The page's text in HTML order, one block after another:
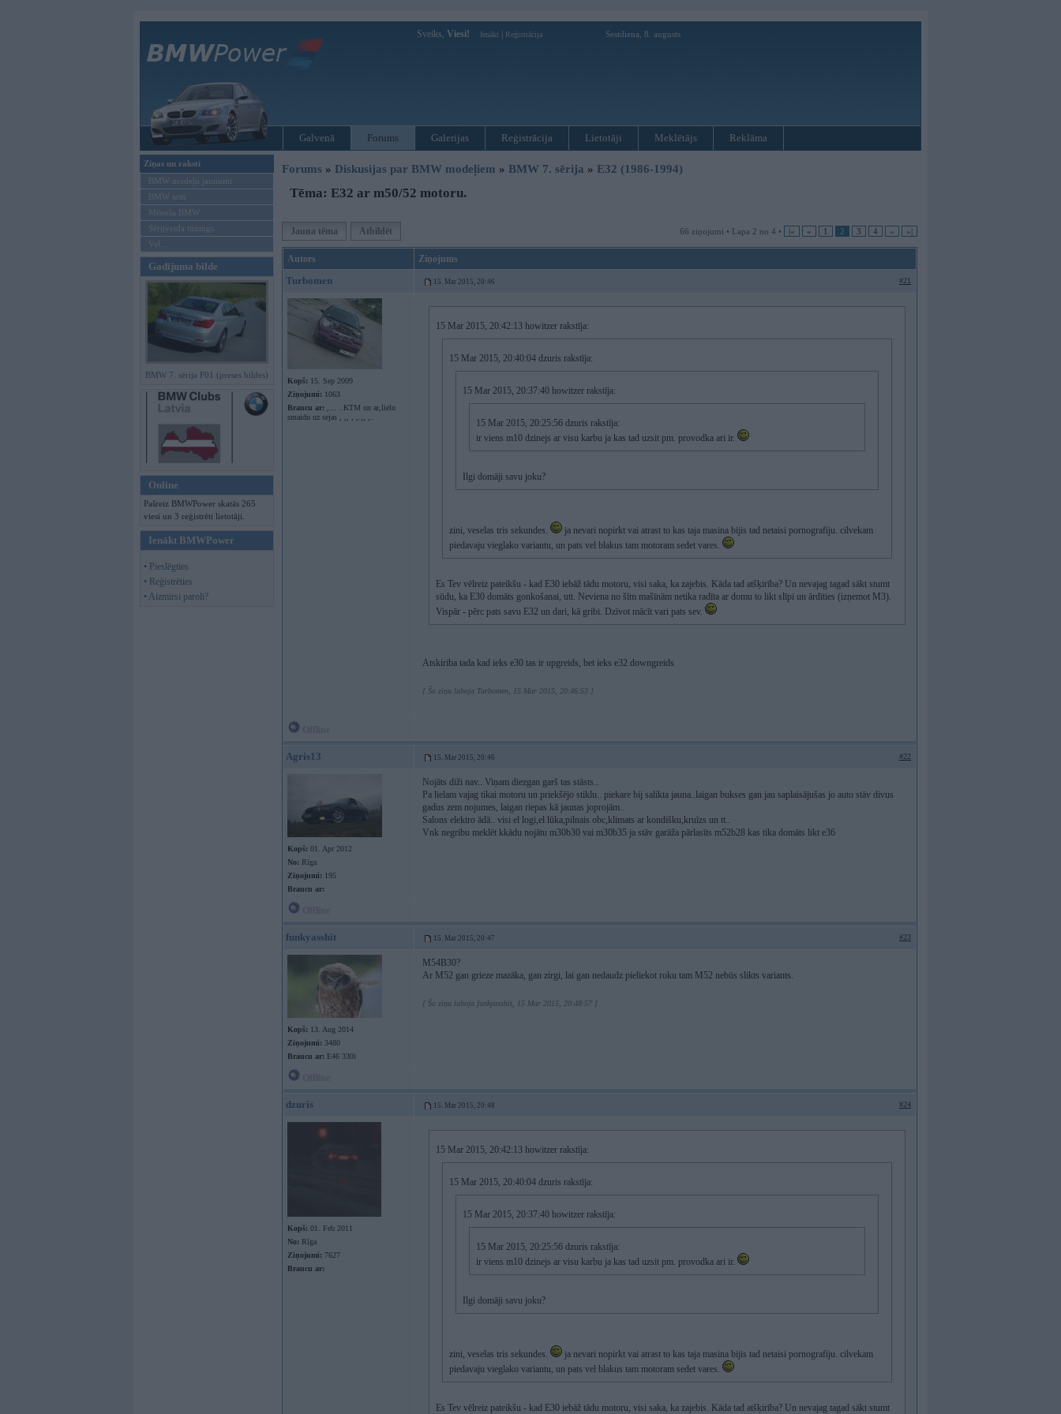
Sveiks, Viesi! Ienākt Reģistrācija Sestdiena, 8. augusts
Galvenā Forums Galerijas Reģistrācija Lietotāji Meklētājs Reklāma
Ziņas un raksti
BMW modeļu jaunumi
BMW testi
Mēneša BMW
Sērijveida tūnings
Vel...
Gadījuma bilde
BMW 7. sērija F01 (preses bildes)
Online
Pašreiz BMWPower skatās 265
viesi un 3 reģistrēti lietotāji.
Ienākt BMWPower
• Pieslēgties
• Reģistrēties
• Aizmirsi paroli?
Forums » Diskusijas par BMW modeļiem » BMW 7. sērija » E32 (1986-1994)
Tēma: E32 ar m50/52 motoru.
Jauna tēma Atbildēt 66 ziņojumi • Lapa 2 no 4 • |« « 1 2 3 4 » »|
Autors Ziņojums
Turbomen 15. Mar 2015, 20:46 #21
Kopš: 15. Sep 2009
Ziņojumi: 1063
Braucu ar: ,... ..KTM un ar,lielu
smaidu uz sejas , ,, , ,.,, ,..
15 Mar 2015, 20:42:13 howitzer rakstīja:
15 Mar 2015, 20:40:04 dzuris rakstīja:
15 Mar 2015, 20:37:40 howitzer rakstīja:
15 Mar 2015, 20:25:56 dzuris rakstīja:
ir viens m10 dzinejs ar visu karbu ja kas tad uzsit pm. provodka ari ir.
Ilgi domāji savu joku?
zini, veselas tris sekundes.
ja nevari nopirkt vai atrast to kas taja masina bijis tad netaisi pornografiju. cilvekam
piedavaju vieglako variantu, un pats vel blakus tam motoram sedet vares.
Es Tev vēlreiz pateikšu - kad E30 iebāž tādu motoru, visi saka, ka zajebis. Kāda tad atšķirība? Un nevajag tagad sākt stumt
sūdu, ka E30 domāts gonkošanai, utt. Neviena no šīm mašīnām netika radīta ar domu to likt slīpi un ārdīties (izņemot M3).
Vispār - pērc pats savu E32 un dari, kā gribi. Dzīvot mācīt vari pats sev.
Atskiriba tada kad ieks e30 tas ir upgreids, bet ieks e32 downgreids
[ Šo ziņu laboja Turbomen, 15 Mar 2015, 20:46:53 ]
Agris13 15. Mar 2015, 20:46 #22
Kopš: 01. Apr 2012
No: Rīga
Ziņojumi: 195
Braucu ar:
Nojāts diži nav.. Viņam diezgan garš tas stāsts..
Pa lielam vajag tikai motoru un priekšējo stiklu.. piekare bij salikta jauna..laigan bukses gan jau saplaisājušas jo auto stāv divus
gadus zem nojumes, laigan riepas kā jaunas joprojām..
Salons elektro ādā.. visi el logi,el lūka,pilnais obc,klimats ar kondišku,kruīzs un tt..
Vnk negribu meklēt kkādu nojātu m30b30 vai m30b35 ja stāv garāža pārlasīts m52b28 kas tika domāts likt e36
funkyasshit 15. Mar 2015, 20:47 #23
Kopš: 13. Aug 2014
Ziņojumi: 3480
Braucu ar: E46 330i
M54B30?
Ar M52 gan grieze mazāka, gan zirgi, lai gan nedaudz pieliekot roku tam M52 nebūs slikts variants.
[ Šo ziņu laboja funkyasshit, 15 Mar 2015, 20:48:57 ]
dzuris 15. Mar 2015, 20:48 #24
Kopš: 01. Feb 2011
No: Rīga
Ziņojumi: 7627
Braucu ar:
15 Mar 2015, 20:42:13 howitzer rakstīja:
15 Mar 2015, 20:40:04 dzuris rakstīja:
15 Mar 2015, 20:37:40 howitzer rakstīja:
15 Mar 2015, 20:25:56 dzuris rakstīja:
ir viens m10 dzinejs ar visu karbu ja kas tad uzsit pm. provodka ari ir.
Ilgi domāji savu joku?
zini, veselas tris sekundes.
ja nevari nopirkt vai atrast to kas taja masina bijis tad netaisi pornografiju. cilvekam
piedavaju vieglako variantu, un pats vel blakus tam motoram sedet vares.
Es Tev vēlreiz pateikšu - kad E30 iebāž tādu motoru, visi saka, ka zajebis. Kāda tad atšķirība? Un nevajag tagad sākt stumt